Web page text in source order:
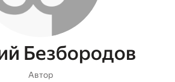
Безбородов
Автор